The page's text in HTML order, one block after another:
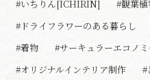
#いちりん[ICHIRIN]
#観葉
#ドライフラワーのある暮らし
#着物
#サーキュラーエコノ
#オリジナルインテリア制作
#